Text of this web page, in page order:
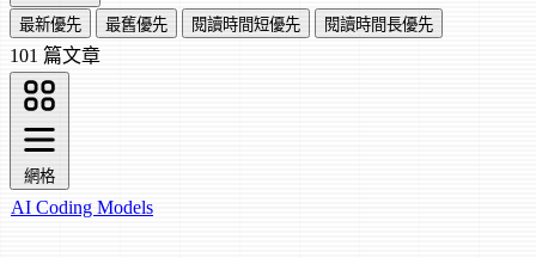
最新優先 最舊優先 閱讀時間短優先 閱讀時間長優先
101 篇文章
網格
AI Coding Models